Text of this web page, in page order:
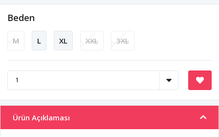
Beden
M L XL XXL 3XL
Ürün Açıklaması